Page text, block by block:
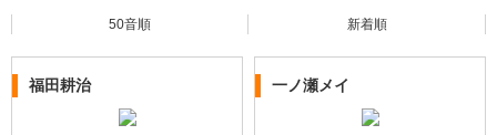
50音順 新着順
福田耕治 一ノ瀬メイ